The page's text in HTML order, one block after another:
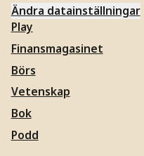
Ändra datainställningar
Play
Finansmagasinet
Börs
Vetenskap
Bok
Podd